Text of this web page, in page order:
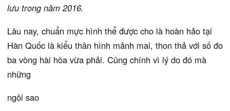
lưu trong năm 2016.
Lâu nay, chuẩn mực hình thể được cho là hoàn hảo tại
Hàn Quốc là kiểu thân hình mảnh mai, thon thả với số đo
ba vòng hài hòa vừa phải. Cũng chính vì lý do đó mà
những
ngôi sao